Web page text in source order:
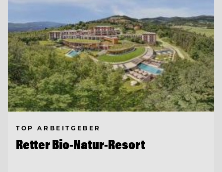
TOP ARBEITGEBER
Retter Bio-Natur-Resort